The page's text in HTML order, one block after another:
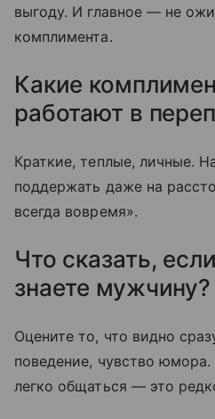
выгоду. И главное — не
комплимента.
Какие
работают в
Краткие, теплые, личные.
поддержать даже на
всегда вовремя».
Что сказать,
знаете мужчину?
Оцените то, что видно
поведение, чувство
легко общаться — это